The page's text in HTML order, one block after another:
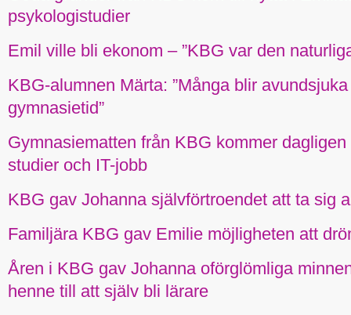
psykologistudier
Emil ville bli ekonom – ”KBG var den
KBG-alumnen Märta: ”Många blir
gymnasietid”
Gymnasiematten från KBG kommer
studier och IT-jobb
KBG gav Johanna självförtroendet att ta sig
Familjära KBG gav Emilie möjligheten att
Åren i KBG gav Johanna oförglömliga
henne till att själv bli lärare